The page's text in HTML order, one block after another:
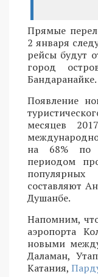
Прямые
2 января
рейсы будут
город
Бандаранайке.
Появление
месяцев
на 68% по
периодом
популярных
составляют
Душанбе.
Напомним,
аэропорта
новыми
Даламан,
Катания,